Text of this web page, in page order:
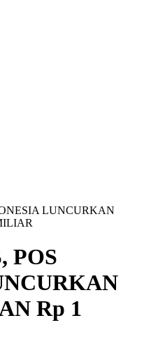
LUNCURKAN
POS
Rp 1